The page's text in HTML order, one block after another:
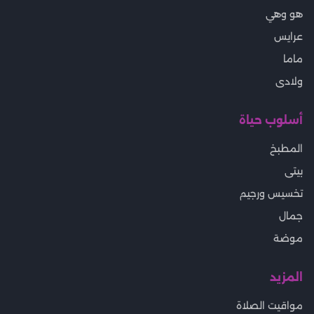
هو وهي
عرايس
ماما
ولادى
أسلوب حياة
المطبخ
بيتى
تخسيس ورجيم
جمال
موضة
المزيد
مواقيت الصلاة